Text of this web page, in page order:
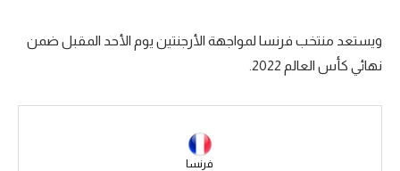
سعودي في الجول
الدوري الإنجليزي
ويستعد منتخب فرنسا لمواجهة الأرجنتين يوم الأحد المقبل ضمن
نهائي كأس العالم 2022.
فرنسا